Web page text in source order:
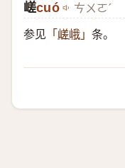
嵯cuó ㄘㄨㄛˊ
参见 「 嵯峨 」 条。